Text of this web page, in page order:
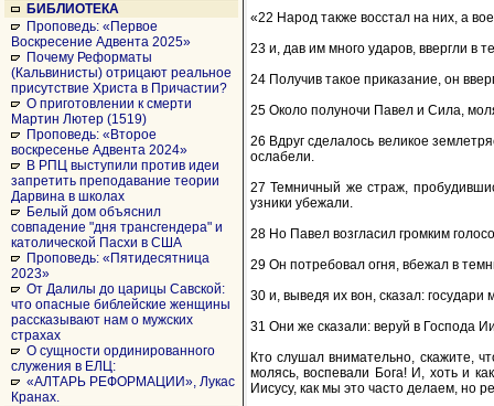
БИБЛИОТЕКА
Проповедь: «Первое
Воскресение Адвента 2025»
Почему Реформаты
(Кальвинисты) отрицают реальное
присутствие Христа в Причастии?
О приготовлении к смерти
Мартин Лютер (1519)
Проповедь: «Второе
воскресенье Адвента 2024»
В РПЦ выступили против идеи
запретить преподавание теории
Дарвина в школах
Белый дом объяснил
совпадение "дня трансгендера" и
католической Пасхи в США
Проповедь: «Пятидесятница
2023»
От Далилы до царицы Савской:
что опасные библейские женщины
рассказывают нам о мужских
страхах
О сущности ординированного
служения в ЕЛЦ:
«АЛТАРЬ РЕФОРМАЦИИ», Лукас
Кранах.
«22 Народ также восстал на них, а
23 и, дав им много ударов, ввергли в
24 Получив такое приказание, он
25 Около полуночи Павел и Сила,
26 Вдруг сделалось великое
ослабели.
27 Темничный же страж,
узники убежали.
28 Но Павел возгласил громким
29 Он потребовал огня, вбежал в
30 и, выведя их вон, сказал:
31 Они же сказали: веруй в Господа
Кто слушал внимательно, скажите,
молясь, воспевали Бога! И, хоть и
Иисусу, как мы это часто делаем, но